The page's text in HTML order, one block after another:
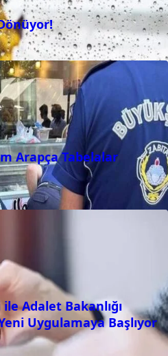
Arapça Tabelalar
Adalet Bakanlığı
Uygulamaya Başlıyor